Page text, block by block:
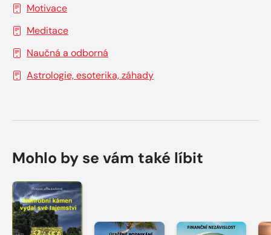
Motivace
Meditace
Naučná a odborná
Astrologie, esoterika, záhady
Mohlo by se vám také líbit